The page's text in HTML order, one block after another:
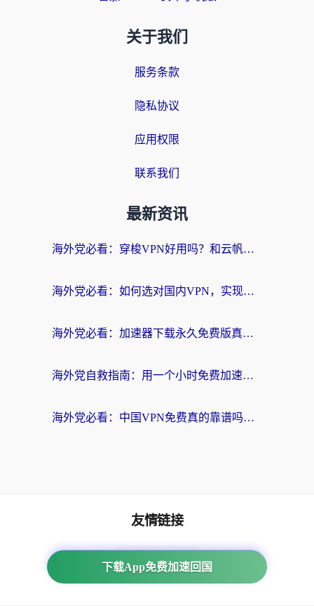
关于我们
服务条款
隐私协议
应用权限
联系我们
最新资讯
海外党必看：穿梭VPN好用吗？和云帆VPN对比哪个回国效果更好？附真实测评+避坑指南
海外党必看：如何选对国内VPN，实现无缝访问国内资源？
海外党必看：加速器下载永久免费版真的存在吗？教你无缝访问国内资源的正确姿势
海外党自救指南：用一个小时免费加速器，轻松打破国内资源访问壁垒？
海外党必看：中国VPN免费真的靠谱吗？手把手教你选对回国加速器
下载App免费加速回国
友情链接
番茄加速器